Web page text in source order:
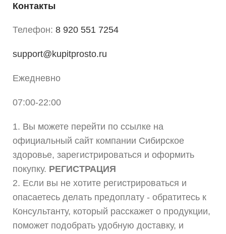
Контакты
Телефон: 8 920 551 7254
support@kupitprosto.ru
Ежедневно
07:00-22:00
1. Вы можете перейти по ссылке на
официальный сайт компании Сибирское
здоровье, зарегистрироваться и оформить
покупку. РЕГИСТРАЦИЯ
2. Если вы не хотите регистрироваться и
опасаетесь делать предоплату - обратитесь к
Консультанту, который расскажет о продукции,
поможет подобрать удобную доставку, и